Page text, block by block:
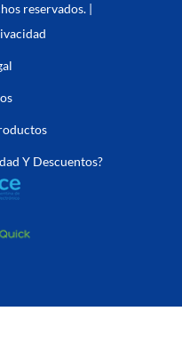
reservados. |
Y Descuentos?